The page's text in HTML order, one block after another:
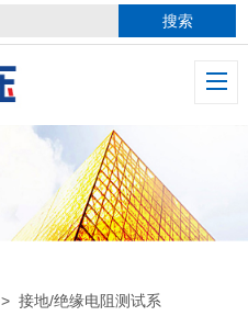
>接地/绝缘电阻测试系